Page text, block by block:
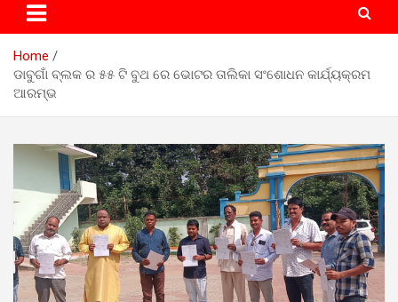
Home
ଡାବୁଗାଁ ବ୍ଲକ ର ୫୫ ଟି ବୁଥ ରେ ଭୋଟର ତାଲିକା ସଂଶୋଧନ କାର୍ଯ୍ୟକ୍ରମ
ଆରମ୍ଭ